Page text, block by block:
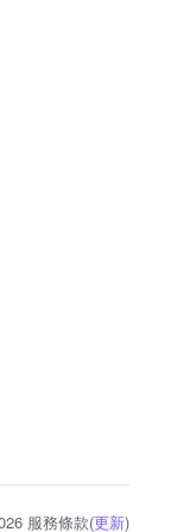
服務條款(更新)